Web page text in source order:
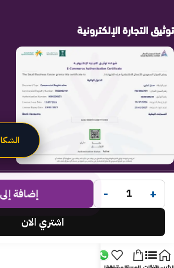
توثيق التجارة الإلكترونية
جميع الحقوق محفوظة لـالحلول
تم التطوير بواسطةTimes +
- إضافة
اشتري الان